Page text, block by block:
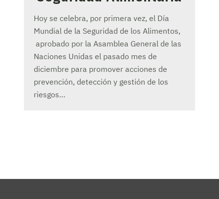
Hoy se celebra, por primera vez, el Día
Mundial de la Seguridad de los Alimentos,
aprobado por la Asamblea General de las
Naciones Unidas el pasado mes de
diciembre para promover acciones de
prevención, detección y gestión de los
riesgos…